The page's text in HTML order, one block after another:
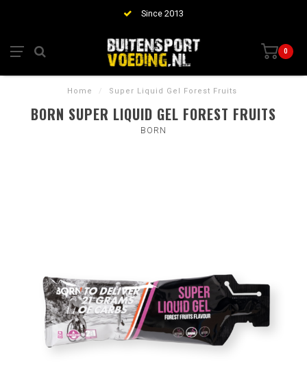
Since 2013
0
Home / Super Liquid Gel Forest Fruits
BORN SUPER LIQUID GEL FOREST FRUITS
BORN